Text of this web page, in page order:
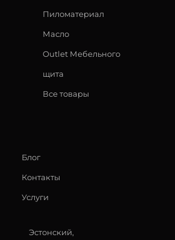
Пиломатериал
Масло
Outlet Мебельного
щита
Все товары
Блог
Контакты
Услуги
Эстонский,